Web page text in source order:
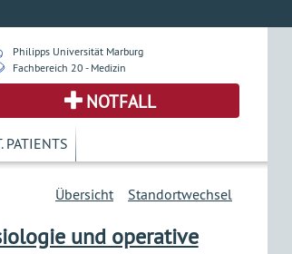
Philipps Universität Marburg
Fachbereich 20 - Medizin
NOTFALL
PATIENTS
Standortwechsel
Übersicht
und operative